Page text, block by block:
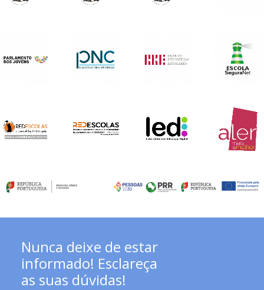
Nunca deixe de estar
informado! Esclareça
as suas dúvidas!